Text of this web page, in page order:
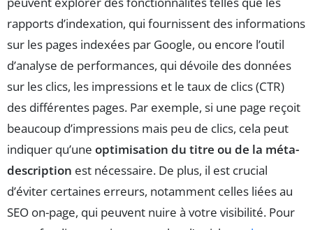
rapports d’indexation, qui fournissent des informations
sur les pages indexées par Google, ou encore l’outil
d’analyse de performances, qui dévoile des données
sur les clics, les impressions et le taux de clics (CTR)
des différentes pages. Par exemple, si une page reçoit
beaucoup d’impressions mais peu de clics, cela peut
indiquer qu’une optimisation du titre ou de la méta-
description est nécessaire. De plus, il est crucial
d’éviter certaines erreurs, notamment celles liées au
SEO on-page, qui peuvent nuire à votre visibilité. Pour